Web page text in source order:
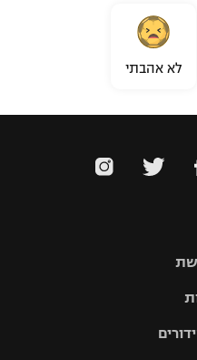
לא אהבתי